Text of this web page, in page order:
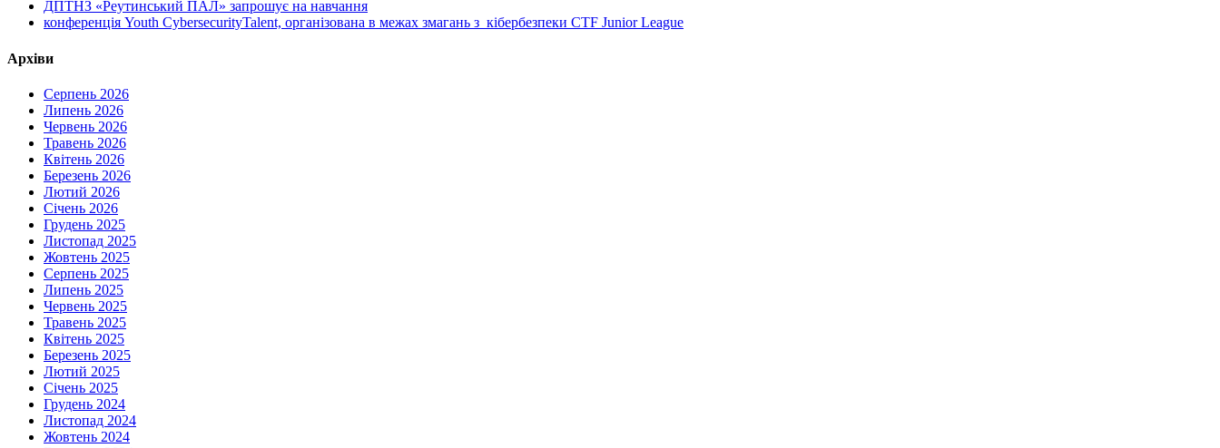
ДПТНЗ «Реутинський ПАЛ» запрошує на навчання
конференція Youth CybersecurityTalent, організована в межах змагань з кібербезпеки CTF Junior League
Архіви
Серпень 2026
Липень 2026
Червень 2026
Травень 2026
Квітень 2026
Березень 2026
Лютий 2026
Січень 2026
Грудень 2025
Листопад 2025
Жовтень 2025
Серпень 2025
Липень 2025
Червень 2025
Травень 2025
Квітень 2025
Березень 2025
Лютий 2025
Січень 2025
Грудень 2024
Листопад 2024
Жовтень 2024